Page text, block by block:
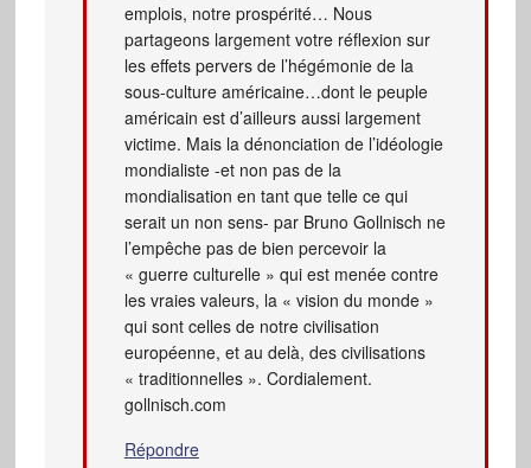
emplois, notre prospérité… Nous
partageons largement votre réflexion sur
les effets pervers de l’hégémonie de la
sous-culture américaine…dont le peuple
américain est d’ailleurs aussi largement
victime. Mais la dénonciation de l’idéologie
mondialiste -et non pas de la
mondialisation en tant que telle ce qui
serait un non sens- par Bruno Gollnisch ne
l’empêche pas de bien percevoir la
« guerre culturelle » qui est menée contre
les vraies valeurs, la « vision du monde »
qui sont celles de notre civilisation
européenne, et au delà, des civilisations
« traditionnelles ». Cordialement.
gollnisch.com
Répondre